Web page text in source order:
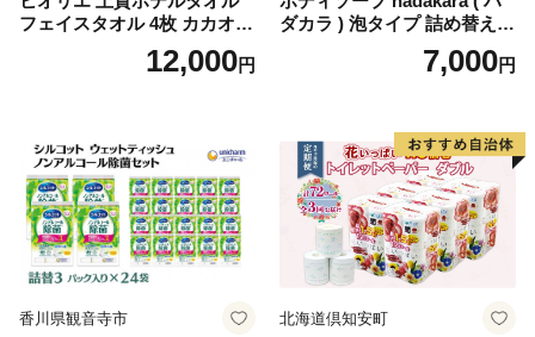
フェイスタオル 4枚 カカオ
【タオル 泉州タオル 吸水 普
段使い 無地 シンプル 日用品
12,000円
ダカラ ) 泡タイプ 詰め替え 4
40ml×4袋 ボディーソープ 泡
ボディソープ 泡 日用品 消耗
泡石鹸 石鹸 兵庫 兵庫県 小野
7,000円
香川県観音寺市 北海道倶知安町